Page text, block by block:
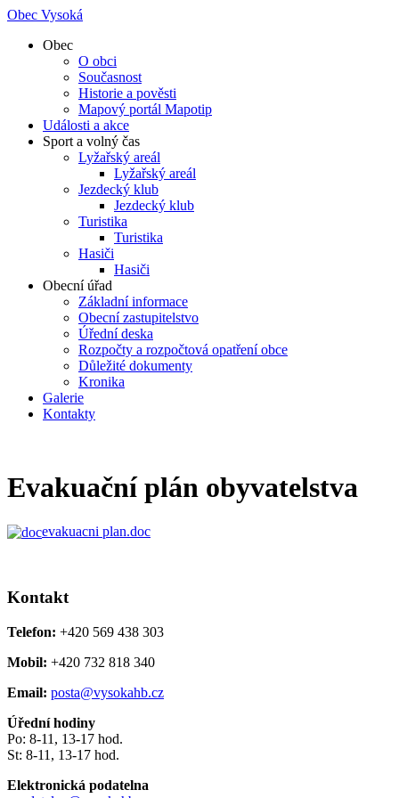
Obec Vysoká
Obec
O obci
Současnost
Historie a pověsti
Mapový portál Mapotip
Události a akce
Sport a volný čas
Lyžařský areál
Lyžařský areál
Jezdecký klub
Jezdecký klub
Turistika
Turistika
Hasiči
Hasiči
Obecní úřad
Základní informace
Obecní zastupitelstvo
Úřední deska
Rozpočty a rozpočtová opatření obce
Důležité dokumenty
Kronika
Galerie
Kontakty
Evakuační plán obyvatelstva
evakuacni plan.doc
Kontakt
Telefon: +420 569 438 303
Mobil: +420 732 818 340
Email: posta@vysokahb.cz
Úřední hodiny
Po: 8-11, 13-17 hod.
St: 8-11, 13-17 hod.
Elektronická podatelna